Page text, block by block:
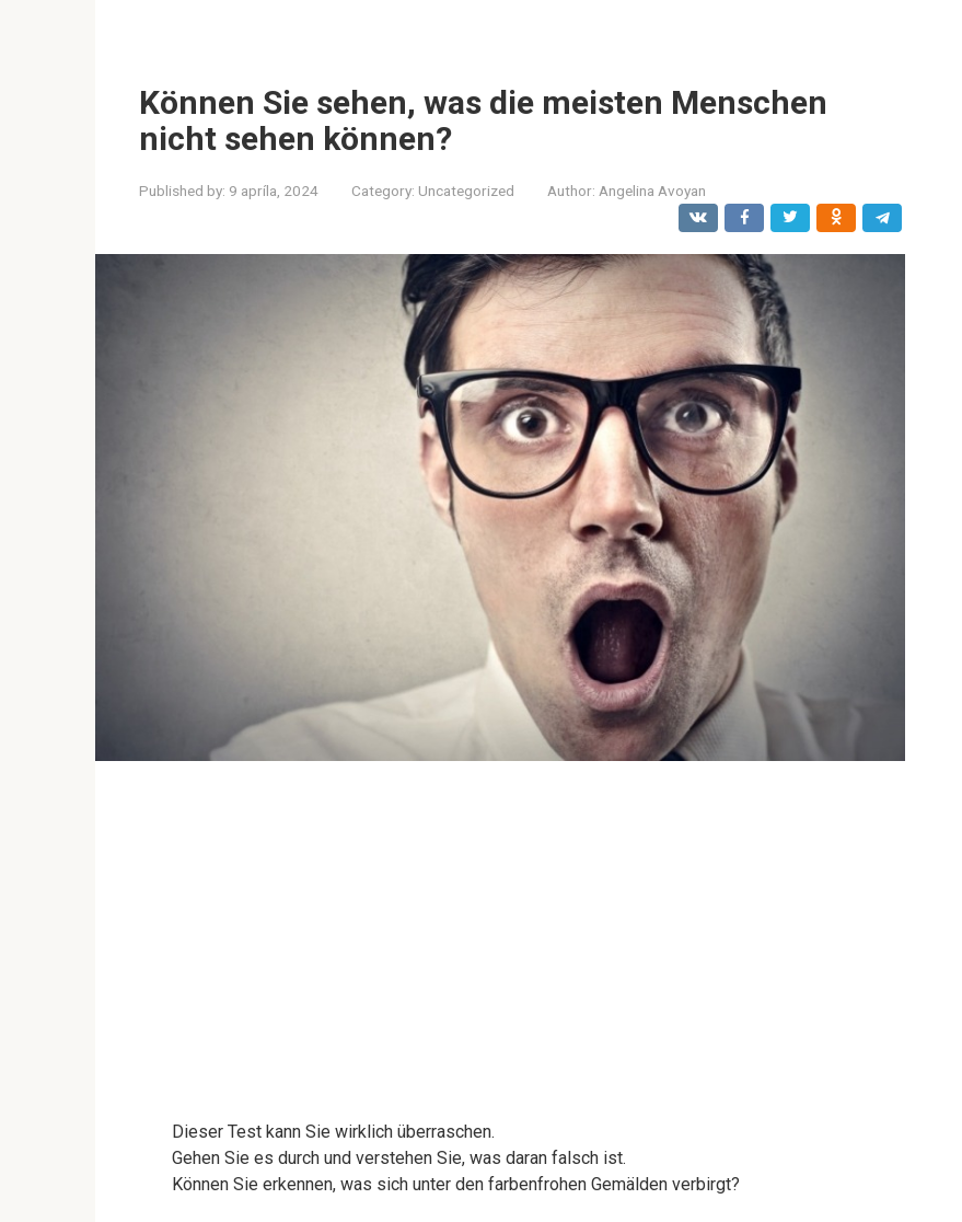
Können Sie sehen, was die meisten Menschen
nicht sehen können?
Published by: 9 apríla, 2024 Category: Uncategorized Author: Angelina Avoyan
Dieser Test kann Sie wirklich überraschen.
Gehen Sie es durch und verstehen Sie, was daran falsch ist.
Können Sie erkennen, was sich unter den farbenfrohen Gemälden verbirgt?